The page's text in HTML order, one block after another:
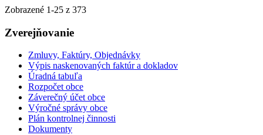
Zobrazené 1-25 z 373
Zverejňovanie
Zmluvy, Faktúry, Objednávky
Výpis naskenovaných faktúr a dokladov
Úradná tabuľa
Rozpočet obce
Záverečný účet obce
Výročné správy obce
Plán kontrolnej činnosti
Dokumenty